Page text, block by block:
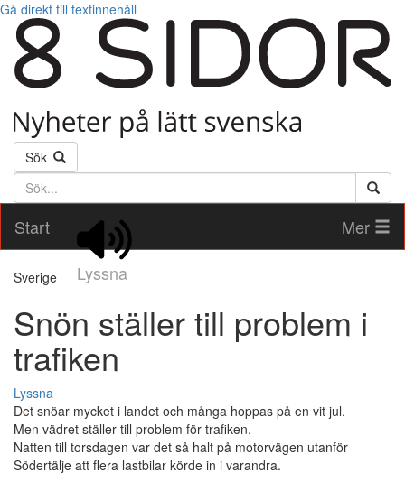
Gå direkt till textinnehåll
Sök
Söktext
Start
Lyssna
Mer
Sverige
Snön ställer till problem i
trafiken
Lyssna
Det snöar mycket i landet och många hoppas på en vit jul.
Men vädret ställer till problem för trafiken.
Natten till torsdagen var det så halt på motorvägen utanför
Södertälje att flera lastbilar körde in i varandra.